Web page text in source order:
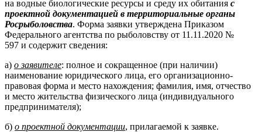
на водные биологические ресурсы и среду их обитания с
проектной документацией в территориальные органы
Росрыболовства. Форма заявки утверждена Приказом
Федерального агентства по рыболовству от 11.11.2020 №
597 и содержит сведения:
а) о заявителе: полное и сокращенное (при наличии)
наименование юридического лица, его организационно-
правовая форма и место нахождения; фамилия, имя, отчество
и место жительства физического лица (индивидуального
предпринимателя);
б) о проектной документации, прилагаемой к заявке.